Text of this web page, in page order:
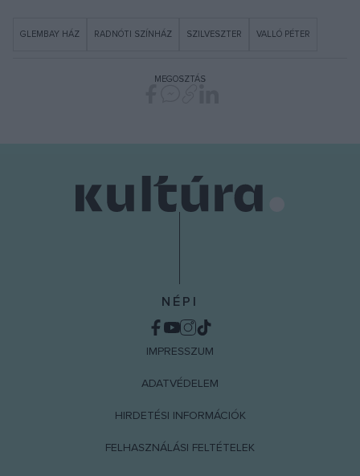
GLEMBAY HÁZ RADNÓTI SZÍNHÁZ SZILVESZTER VALLÓ PÉTER
MEGOSZTÁS
NÉPI
IMPRESSZUM
ADATVÉDELEM
HIRDETÉSI INFORMÁCIÓK
FELHASZNÁLÁSI FELTÉTELEK